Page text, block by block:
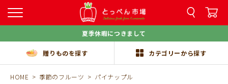
夏季休暇につきまして
贈りものを探す カテゴリーから探す
HOME 季節のフルーツ パイナップル